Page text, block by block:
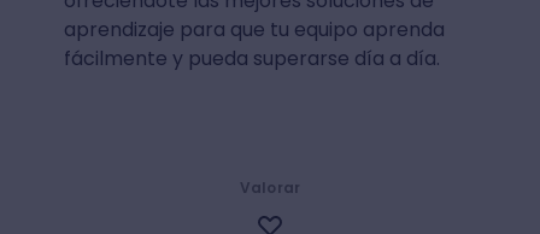
aprendizaje para que tu equipo aprenda
fácilmente y pueda superarse día a día.
Valorar